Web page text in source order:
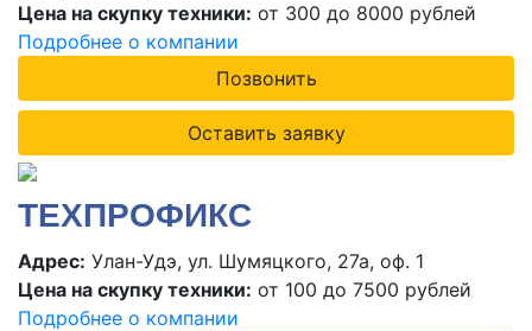
Цена на скупку техники: от 300 до 8000 рублей
Подробнее о компании
Позвонить
Оставить заявку
ТЕХПРОФИКС
Адрес: Улан-Удэ, ул. Шумяцкого, 27а, оф. 1
Цена на скупку техники: от 100 до 7500 рублей
Подробнее о компании